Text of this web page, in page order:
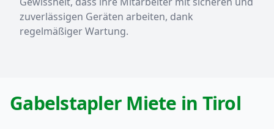
zuverlässigen Geräten arbeiten, dank
regelmäßiger Wartung.
Gabelstapler Miete in Tirol